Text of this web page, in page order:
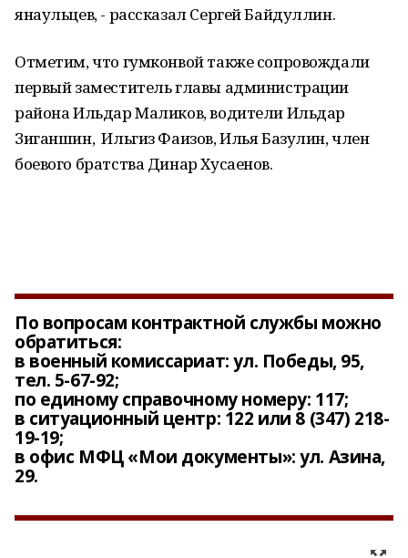
янаульцев, - рассказал Сергей Байдуллин.
Отметим, что гумконвой также сопровождали
первый заместитель главы администрации
района Ильдар Маликов, водители Ильдар
Зиганшин, Ильгиз Фаизов, Илья Базулин, член
боевого братства Динар Хусаенов.
По вопросам контрактной службы можно
обратиться:
в военный комиссариат: ул. Победы, 95,
тел. 5-67-92;
по единому справочному номеру: 117;
в ситуационный центр: 122 или 8 (347) 218-
19-19;
в офис МФЦ «Мои документы»: ул. Азина,
29.